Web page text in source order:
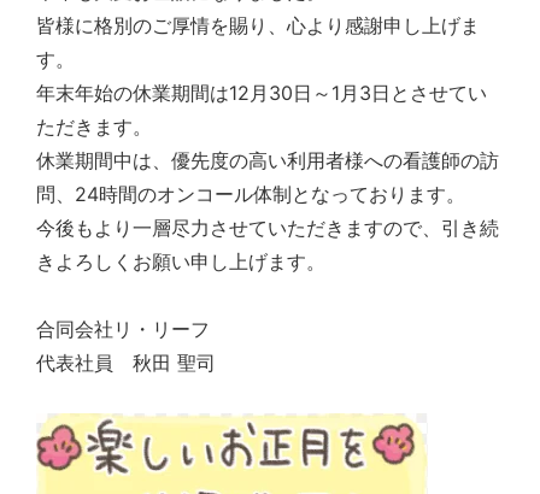
皆様に格別のご厚情を賜り、心より感謝申し上げま
す。
年末年始の休業期間は12月30日～1月3日とさせてい
ただきます。
休業期間中は、優先度の高い利用者様への看護師の訪
問、24時間のオンコール体制となっております。
今後もより一層尽力させていただきますので、引き続
きよろしくお願い申し上げます。
合同会社リ・リーフ
代表社員 秋田 聖司